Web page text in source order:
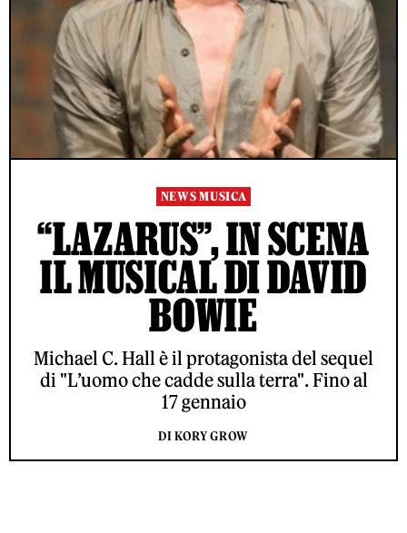
NEWS MUSICA
“LAZARUS”, IN SCENA
IL MUSICAL DI DAVID
BOWIE
Michael C. Hall è il protagonista del sequel
di "L’uomo che cadde sulla terra". Fino al
17 gennaio
DI KORY GROW